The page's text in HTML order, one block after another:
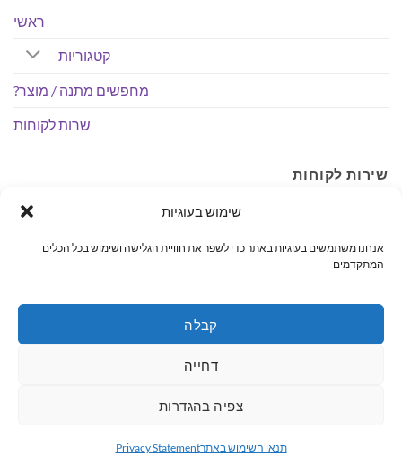
שימוש בעוגיות
אנחנו משתמשים בעוגיות באתר כדי לשפר את חוויית הגלישה ושימוש בכל הכלים
המתקדמים
קבלה
דחייה
צפיה בהגדרות
תנאי השימוש באתרPrivacy Statement
ראשי
קטגוריות
מחפשים מתנה / מוצר?
שרות לקוחות
שירות לקוחות
לכל שאלה, הבהרה, איסוף והתאמת מוצרים אנחנו פה לשירותך
בטלפון: 04-6407590.
כתובת: רחוב החשמל 10, עפולה.
א'-ה' בשעות הפעילות.